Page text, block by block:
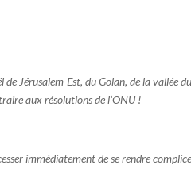
Jérusalem-Est, du Golan, de la vallée
aux résolutions de l’ONU !
immédiatement de se rendre